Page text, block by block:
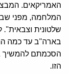
האמריקאים.
המלחמה, מפני
שלטונית
בארה"ב עד כמה
הסכמתם
הזו.